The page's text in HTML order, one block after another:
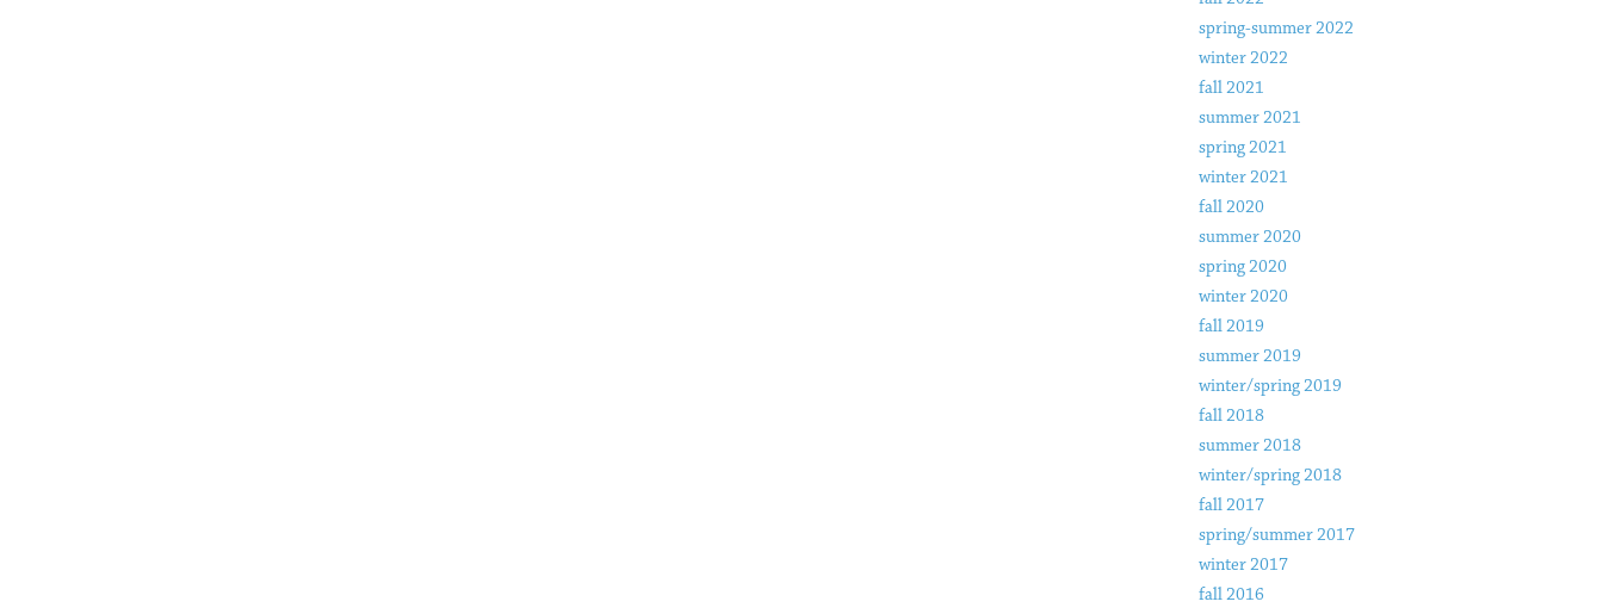
spring-summer 2022
winter 2022
fall 2021
summer 2021
spring 2021
winter 2021
fall 2020
summer 2020
spring 2020
winter 2020
fall 2019
summer 2019
winter/spring 2019
fall 2018
summer 2018
winter/spring 2018
fall 2017
spring/summer 2017
winter 2017
fall 2016